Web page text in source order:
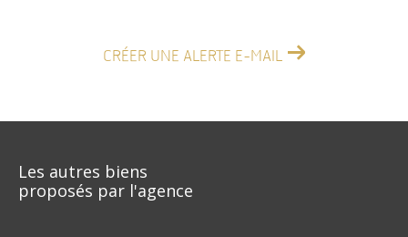
CRÉER UNE ALERTE E-MAIL
Les autres biens
proposés par l'agence